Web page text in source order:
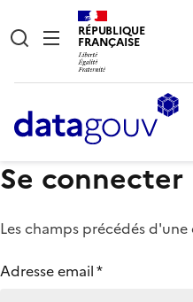
RÉPUBLIQUE
FRANÇAISE
Se connecter
Les champs précédés d'une
Adresse email*